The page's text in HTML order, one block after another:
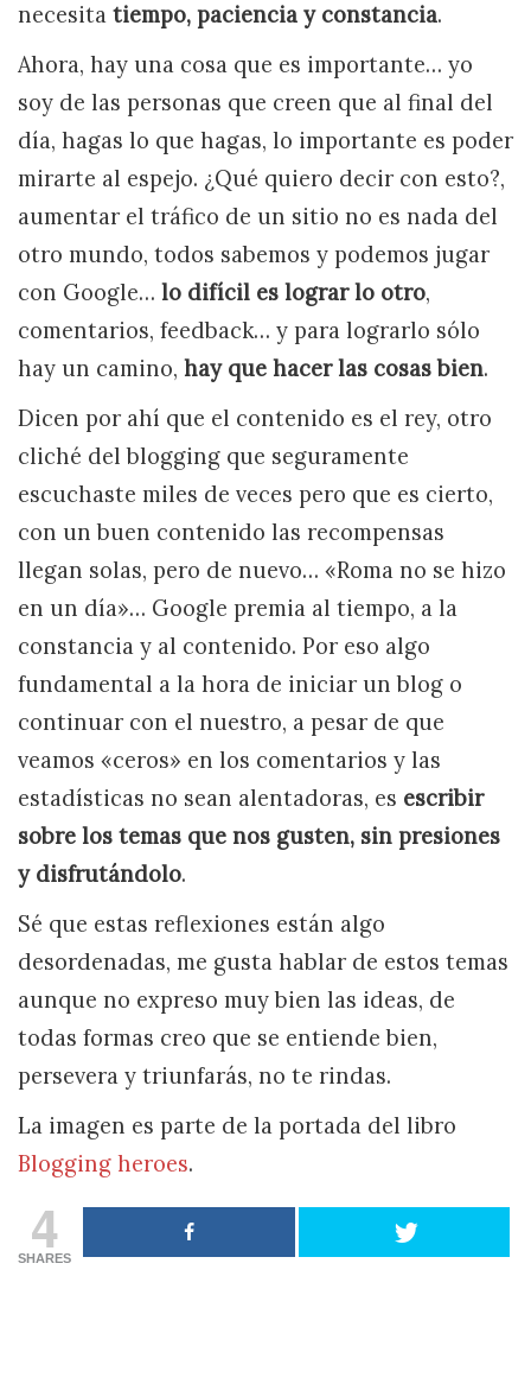
necesita tiempo, paciencia y constancia.
Ahora, hay una cosa que es importante… yo
soy de las personas que creen que al final del
día, hagas lo que hagas, lo importante es poder
mirarte al espejo. ¿Qué quiero decir con esto?,
aumentar el tráfico de un sitio no es nada del
otro mundo, todos sabemos y podemos jugar
con Google… lo difícil es lograr lo otro,
comentarios, feedback… y para lograrlo sólo
hay un camino, hay que hacer las cosas bien.
Dicen por ahí que el contenido es el rey, otro
cliché del blogging que seguramente
escuchaste miles de veces pero que es cierto,
con un buen contenido las recompensas
llegan solas, pero de nuevo… «Roma no se hizo
en un día»… Google premia al tiempo, a la
constancia y al contenido. Por eso algo
fundamental a la hora de iniciar un blog o
continuar con el nuestro, a pesar de que
veamos «ceros» en los comentarios y las
estadísticas no sean alentadoras, es escribir
sobre los temas que nos gusten, sin presiones
y disfrutándolo.
Sé que estas reflexiones están algo
desordenadas, me gusta hablar de estos temas
aunque no expreso muy bien las ideas, de
todas formas creo que se entiende bien,
persevera y triunfarás, no te rindas.
La imagen es parte de la portada del libro
Blogging heroes.
4
SHARES